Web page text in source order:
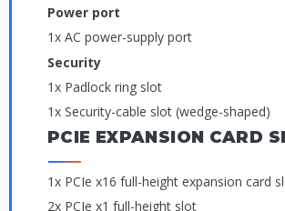
Power port
1x AC power-supply port
Security
1x Padlock ring slot
1x Security-cable slot (wedge-shaped)
PCIE EXPANSION CARD
1x PCIe x16 full-height expansion card
2x PCIe x1 full-height slot